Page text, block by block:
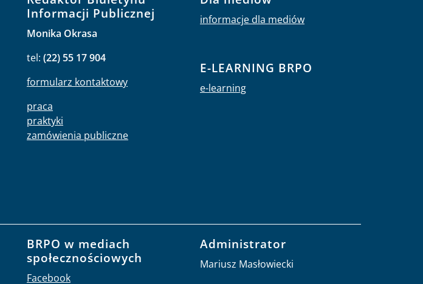
Redaktor Biuletynu
Informacji Publicznej
tel:(22) 55 17 904
formularz kontaktowy
Dla mediów
informacje dla mediów